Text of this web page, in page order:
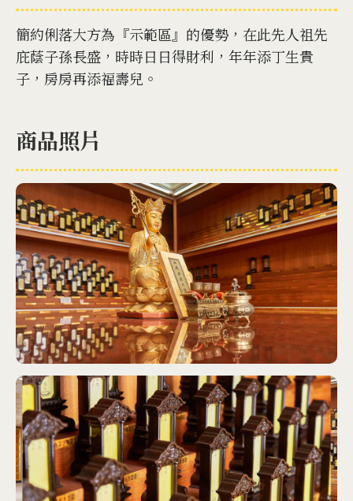
簡約俐落大方為『示範區』的優勢，在此先人祖先
庇蔭子孫長盛，時時日日得財利，年年添丁生貴
子，房房再添福壽兒。
商品照片